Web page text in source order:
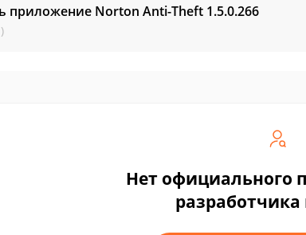
приложение Norton Anti-Theft 1.5.0.266
Нет официального
разработчика